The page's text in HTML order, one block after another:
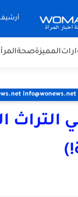
المميزةصحة